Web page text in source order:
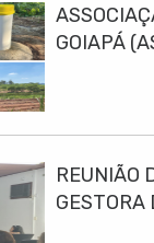
GOIAPÁ
REUNIÃO
GESTORA